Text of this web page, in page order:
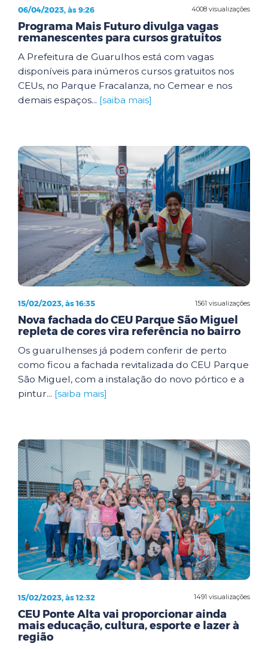
4008 visualizações
06/04/2023, às 9:26
Programa Mais Futuro divulga vagas
remanescentes para cursos gratuitos
A Prefeitura de Guarulhos está com vagas
disponíveis para inúmeros cursos gratuitos nos
CEUs, no Parque Fracalanza, no Cemear e nos
demais espaços... [saiba mais]
1561 visualizações
15/02/2023, às 16:35
Nova fachada do CEU Parque São Miguel
repleta de cores vira referência no bairro
Os guarulhenses já podem conferir de perto
como ficou a fachada revitalizada do CEU Parque
São Miguel, com a instalação do novo pórtico e a
pintur... [saiba mais]
1491 visualizações
15/02/2023, às 12:32
CEU Ponte Alta vai proporcionar ainda
mais educação, cultura, esporte e lazer à
região